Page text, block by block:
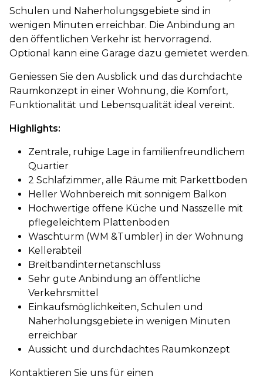
Schulen und Naherholungsgebiete sind in
wenigen Minuten erreichbar. Die Anbindung an
den öffentlichen Verkehr ist hervorragend.
Optional kann eine Garage dazu gemietet werden.
Geniessen Sie den Ausblick und das durchdachte
Raumkonzept in einer Wohnung, die Komfort,
Funktionalität und Lebensqualität ideal vereint.
Highlights:
Zentrale, ruhige Lage in familienfreundlichem
Quartier
2 Schlafzimmer, alle Räume mit Parkettboden
Heller Wohnbereich mit sonnigem Balkon
Hochwertige offene Küche und Nasszelle mit
pflegeleichtem Plattenboden
Waschturm (WM &Tumbler) in der Wohnung
Kellerabteil
Breitbandinternetanschluss
Sehr gute Anbindung an öffentliche
Verkehrsmittel
Einkaufsmöglichkeiten, Schulen und
Naherholungsgebiete in wenigen Minuten
erreichbar
Aussicht und durchdachtes Raumkonzept
Kontaktieren Sie uns für einen